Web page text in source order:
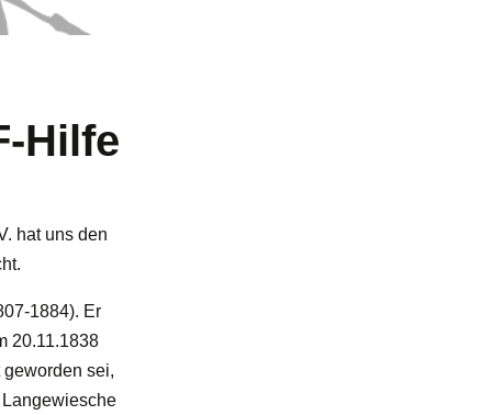
Hilfe
hat uns den
1884). Er
20.11.1838
sei,